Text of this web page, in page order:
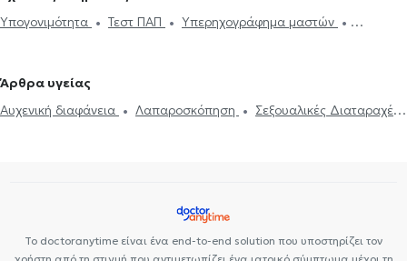
Θεσσαλονίκης
Γυναικολόγοι - Μαιευτήρες στην Πυλαία
Γυναικολόγοι - Μαιευτήρες στο Ντεπώ
Γυναικολόγοι - Μαιευτήρες
Γυναικολόγοι - Μαιευτήρες στο Ωραιόκαστρο
Λαγκαδά
Υπογονιμότητα
Τεστ ΠΑΠ
Υπερηχογράφημα μαστών
Αυχενική διαφάνεια
Μητρορραγία
Δυσμηνόρροια
Βακτηριακή κολπίτιδα
Άρθρα υγείας
Αυχενική διαφάνεια
Λαπαροσκόπηση
Σεξουαλικές Διαταραχές
Πρόπτωση μήτρας
Σαλπιγγογραφία Τεστ ΠΑΠ
Υστεροσκόπηση
Το doctoranytime είναι ένα end-to-end solution που υποστηρίζει τον